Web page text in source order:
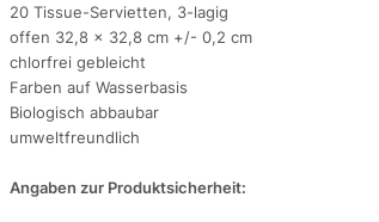
20 Tissue-Servietten, 3-lagig
offen 32,8 x 32,8 cm +/- 0,2 cm
chlorfrei gebleicht
Farben auf Wasserbasis
Biologisch abbaubar
umweltfreundlich
Angaben zur Produktsicherheit: